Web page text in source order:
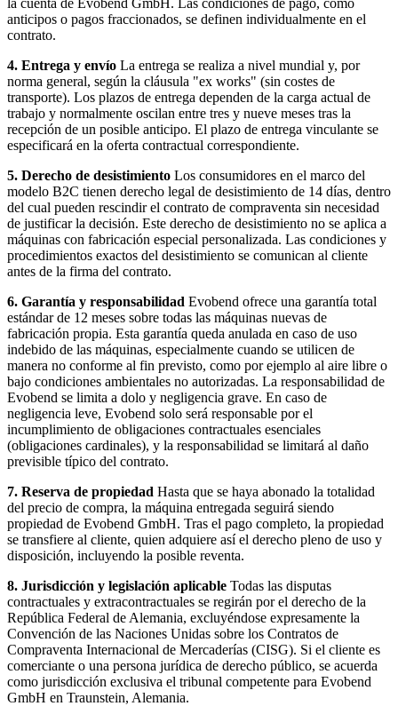
la cuenta de Evobend GmbH. Las condiciones de pago, como
anticipos o pagos fraccionados, se definen individualmente en el
contrato.
4. Entrega y envío La entrega se realiza a nivel mundial y, por
norma general, según la cláusula "ex works" (sin costes de
transporte). Los plazos de entrega dependen de la carga actual de
trabajo y normalmente oscilan entre tres y nueve meses tras la
recepción de un posible anticipo. El plazo de entrega vinculante se
especificará en la oferta contractual correspondiente.
5. Derecho de desistimiento Los consumidores en el marco del
modelo B2C tienen derecho legal de desistimiento de 14 días, dentro
del cual pueden rescindir el contrato de compraventa sin necesidad
de justificar la decisión. Este derecho de desistimiento no se aplica a
máquinas con fabricación especial personalizada. Las condiciones y
procedimientos exactos del desistimiento se comunican al cliente
antes de la firma del contrato.
6. Garantía y responsabilidad Evobend ofrece una garantía total
estándar de 12 meses sobre todas las máquinas nuevas de
fabricación propia. Esta garantía queda anulada en caso de uso
indebido de las máquinas, especialmente cuando se utilicen de
manera no conforme al fin previsto, como por ejemplo al aire libre o
bajo condiciones ambientales no autorizadas. La responsabilidad de
Evobend se limita a dolo y negligencia grave. En caso de
negligencia leve, Evobend solo será responsable por el
incumplimiento de obligaciones contractuales esenciales
(obligaciones cardinales), y la responsabilidad se limitará al daño
previsible típico del contrato.
7. Reserva de propiedad Hasta que se haya abonado la totalidad
del precio de compra, la máquina entregada seguirá siendo
propiedad de Evobend GmbH. Tras el pago completo, la propiedad
se transfiere al cliente, quien adquiere así el derecho pleno de uso y
disposición, incluyendo la posible reventa.
8. Jurisdicción y legislación aplicable Todas las disputas
contractuales y extracontractuales se regirán por el derecho de la
República Federal de Alemania, excluyéndose expresamente la
Convención de las Naciones Unidas sobre los Contratos de
Compraventa Internacional de Mercaderías (CISG). Si el cliente es
comerciante o una persona jurídica de derecho público, se acuerda
como jurisdicción exclusiva el tribunal competente para Evobend
GmbH en Traunstein, Alemania.